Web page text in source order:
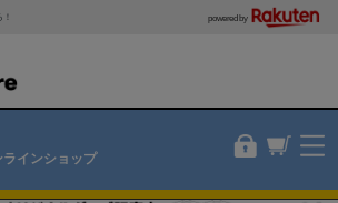
powered by
インショップ